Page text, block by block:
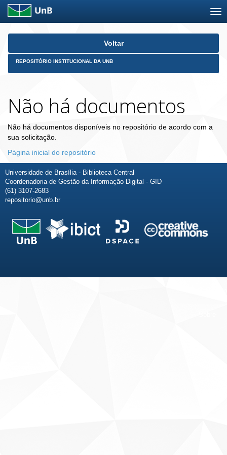
Skip
Voltar
REPOSITÓRIO INSTITUCIONAL DA UNB
Não há documentos
Não há documentos disponíveis no repositório de acordo com a
sua solicitação.
Página inicial do repositório
Universidade de Brasília - Biblioteca Central
Coordenadoria de Gestão da Informação Digital - GID
(61) 3107-2683
repositorio@unb.br